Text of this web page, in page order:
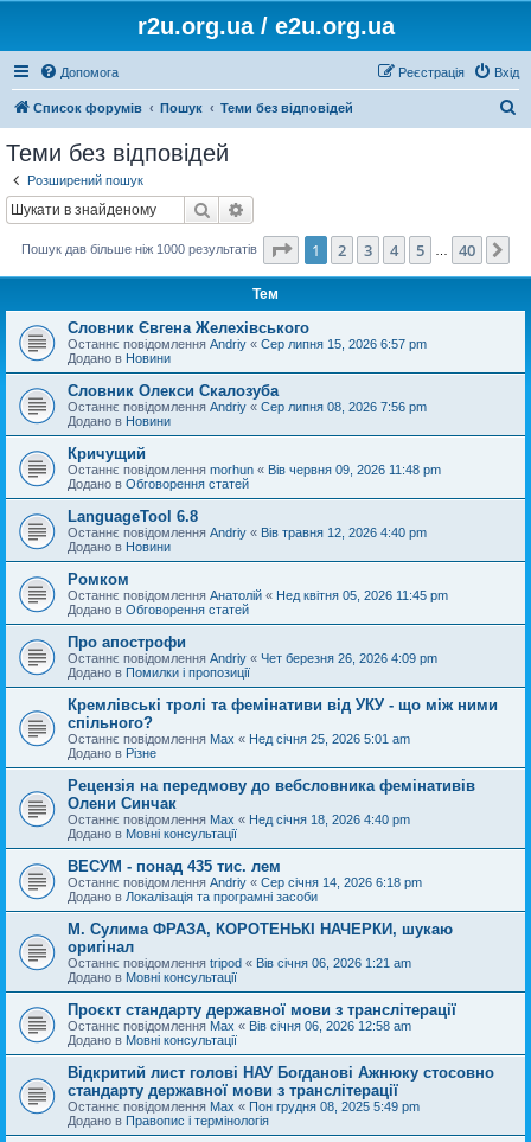
r2u.org.ua / e2u.org.ua
Допомога Вхід
Реєстрація
Список форумів Пошук Теми без відповідей
Теми без відповідей
Розширений пошук
Пошук
Пошук дав більше ніж 1000 результатів Сторінка 1 40
1 2 3 4 5 40
Тем
Словник Євгена Желехівського
Останнє повідомлення Andriy « Сер липня 15, 2026 6:57 pm
Додано в Новини
Словник Олекси Скалозуба
Останнє повідомлення Andriy « Сер липня 08, 2026 7:56 pm
Додано в Новини
Кричущий
Останнє повідомлення morhun « Вів червня 09, 2026 11:48 pm
Додано в Обговорення статей
LanguageTool 6.8
Останнє повідомлення Andriy « Вів травня 12, 2026 4:40 pm
Додано в Новини
Ромком
Останнє повідомлення Анатолій « Нед квітня 05, 2026 11:45 pm
Додано в Обговорення статей
Про апострофи
Останнє повідомлення Andriy « Чет березня 26, 2026 4:09 pm
Додано в Помилки і пропозиції
Кремлівські тролі та фемінативи від УКУ - що між ними
спільного?
Останнє повідомлення Max « Нед січня 25, 2026 5:01 am
Додано в Різне
Рецензія на передмову до вебсловника фемінативів
Олени Синчак
Останнє повідомлення Max « Нед січня 18, 2026 4:40 pm
Додано в Мовні консультації
ВЕСУМ - понад 435 тис. лем
Останнє повідомлення Andriy « Сер січня 14, 2026 6:18 pm
Додано в Локалізація та програмні засоби
М. Сулима ФРАЗА, КОРОТЕНЬКІ НАЧЕРКИ, шукаю
оригінал
Останнє повідомлення tripod « Вів січня 06, 2026 1:21 am
Додано в Мовні консультації
Проєкт стандарту державної мови з транслітерації
Останнє повідомлення Max « Вів січня 06, 2026 12:58 am
Додано в Мовні консультації
Відкритий лист голові НАУ Богданові Ажнюку стосовно
стандарту державної мови з транслітерації
Останнє повідомлення Max « Пон грудня 08, 2025 5:49 pm
Додано в Правопис і термінологія